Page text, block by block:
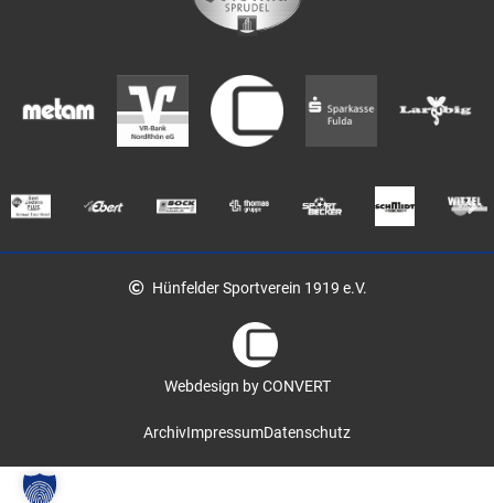
Hünfelder Sportverein 1919 e.V.
Webdesign by CONVERT
ArchivImpressumDatenschutz